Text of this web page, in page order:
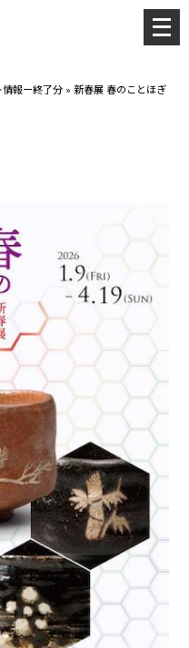
報ー終了分 »新春展 春のことほぎ
メ
ニ
ー